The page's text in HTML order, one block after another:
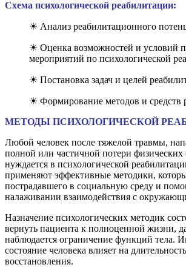
Схема психологической реабилитации:
☀ Анализ реабилитационного
☀ Оценка возможностей и условий
мероприятий по психологической
☀ Постановка задач и целей
☀ Формирование методов и средств
МЕТОДЫ ПСИХОЛОГИЧЕСКОЙ
Любой человек после тяжелой травмы,
полной или частичной потери физических
нуждается в психологической
применяют эффективные методики,
пострадавшего в социальную среду и
налаживании взаимодействия с
Назначение психологических методик
вернуть пациента к полноценной жизни,
наблюдается ограничение функций тела.
состояние человека влияет на
восстановления.